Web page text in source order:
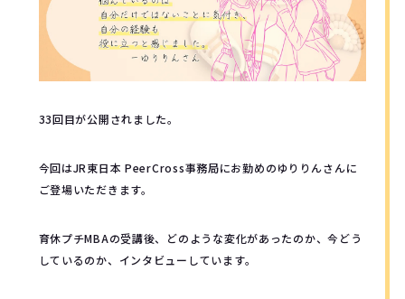
33回目が公開されました。
今回はJR東日本 PeerCross事務局にお勤めのゆりりんさんに
ご登場いただきます。
育休プチMBAの受講後、どのような変化があったのか、今どう
しているのか、インタビューしています。